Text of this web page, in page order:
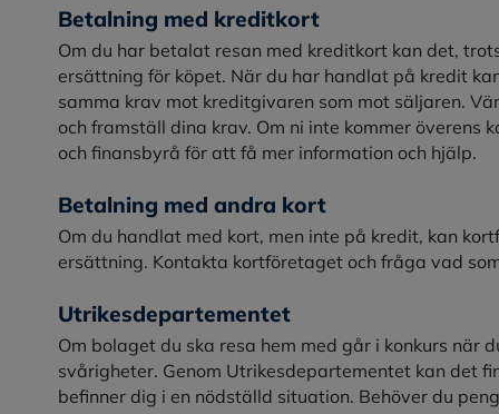
Betalning med kreditkort
Om du har betalat resan med kreditkort kan det,
ersättning för köpet. När du har handlat på kredit
samma krav mot kreditgivaren som mot säljaren.
och framställ dina krav. Om ni inte kommer överens
och finansbyrå för att få mer information och hjälp.
Betalning med andra kort
Om du handlat med kort, men inte på kredit, kan
ersättning. Kontakta kortföretaget och fråga vad
Utrikesdepartementet
Om bolaget du ska resa hem med går i konkurs när
svårigheter. Genom Utrikesdepartementet kan det
befinner dig i en nödställd situation. Behöver du